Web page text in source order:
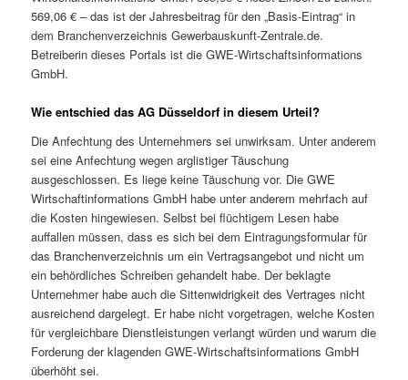
569,06 € – das ist der Jahresbeitrag für den „Basis-Eintrag“ in
dem Branchenverzeichnis Gewerbauskunft-Zentrale.de.
Betreiberin dieses Portals ist die GWE-Wirtschaftsinformations
GmbH.
Wie entschied das AG Düsseldorf in diesem Urteil?
Die Anfechtung des Unternehmers sei unwirksam. Unter anderem
sei eine Anfechtung wegen arglistiger Täuschung
ausgeschlossen. Es liege keine Täuschung vor. Die GWE
Wirtschaftinformations GmbH habe unter anderem mehrfach auf
die Kosten hingewiesen. Selbst bei flüchtigem Lesen habe
auffallen müssen, dass es sich bei dem Eintragungsformular für
das Branchenverzeichnis um ein Vertragsangebot und nicht um
ein behördliches Schreiben gehandelt habe. Der beklagte
Unternehmer habe auch die Sittenwidrigkeit des Vertrages nicht
ausreichend dargelegt. Er habe nicht vorgetragen, welche Kosten
für vergleichbare Dienstleistungen verlangt würden und warum die
Forderung der klagenden GWE-Wirtschaftsinformations GmbH
überhöht sei.